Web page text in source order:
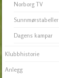
Norborg TV
Sunnmørstabeller
Dagens kampar
Klubbhistorie
Anlegg